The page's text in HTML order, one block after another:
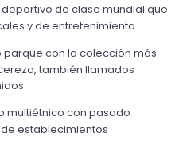
de clase mundial que
y de entretenimiento.
parque con la colección más
también llamados
multiétnico con pasado
establecimientos